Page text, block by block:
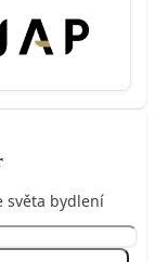
světa bydlení